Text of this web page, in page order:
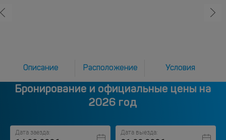
Описание Расположение Условия
Бронирование и официальные цены на
2026 год
Дата заезда: Дата выезда: